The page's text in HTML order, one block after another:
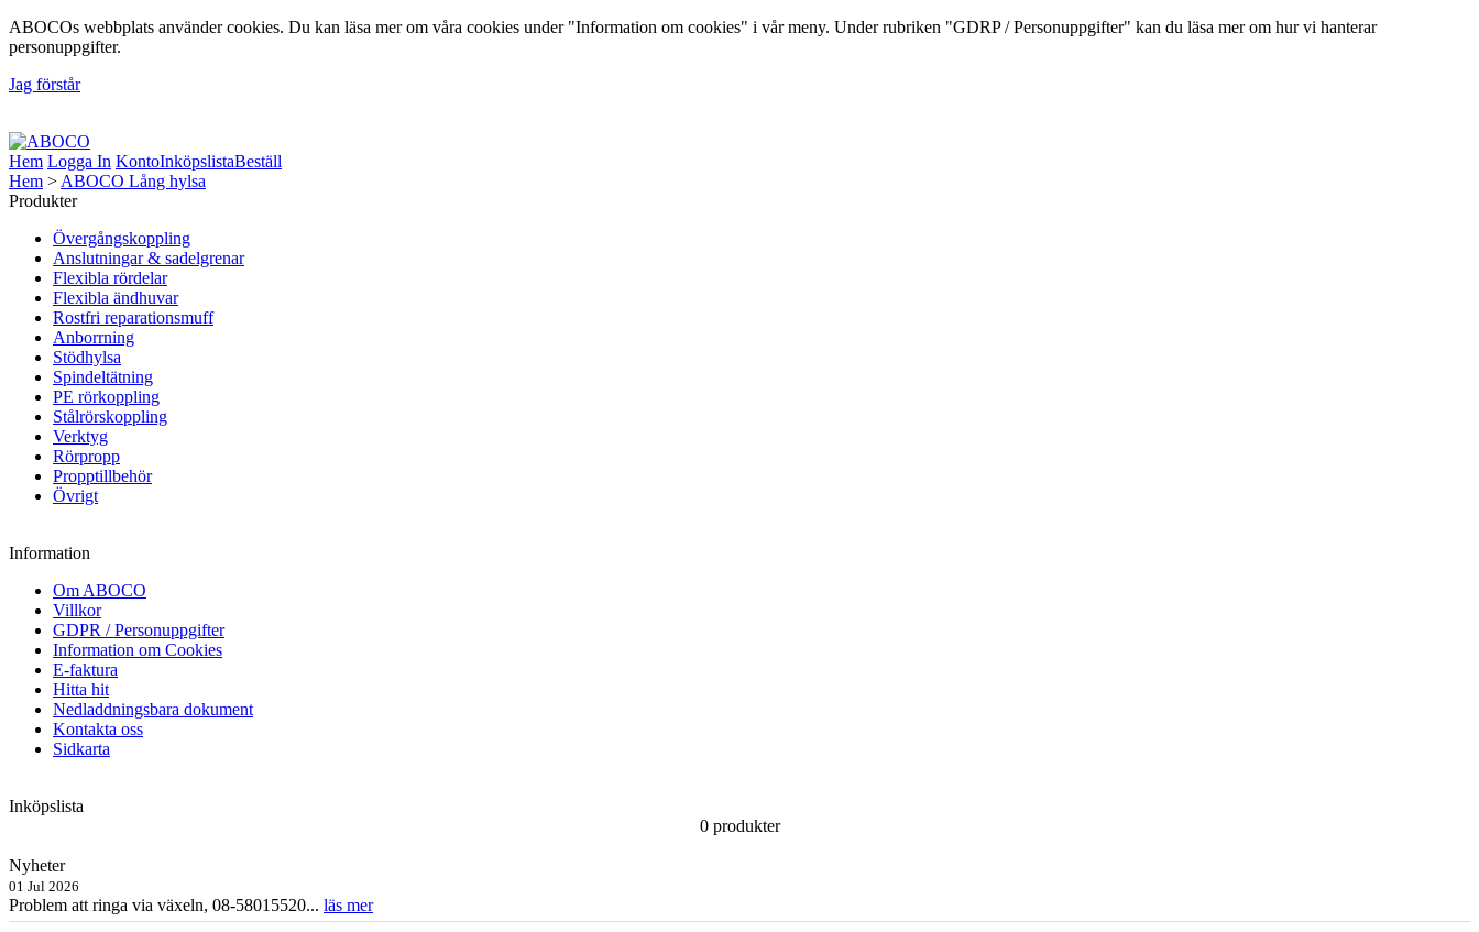
ABOCOs webbplats använder cookies. Du kan läsa mer om våra cookies under "Information om cookies" i vår meny. Under rubriken "GDRP / Personuppgifter" kan du läsa mer om hur vi hanterar
personuppgifter.
Jag förstår
Hem Logga In KontoInköpslistaBeställ
Hem > ABOCO Lång hylsa
Produkter
Övergångskoppling
Anslutningar & sadelgrenar
Flexibla rördelar
Flexibla ändhuvar
Rostfri reparationsmuff
Anborrning
Stödhylsa
Spindeltätning
PE rörkoppling
Stålrörskoppling
Verktyg
Rörpropp
Propptillbehör
Övrigt
Information
Om ABOCO
Villkor
GDPR / Personuppgifter
Information om Cookies
E-faktura
Hitta hit
Nedladdningsbara dokument
Kontakta oss
Sidkarta
Inköpslista
0 produkter
Nyheter
01 Jul 2026
Problem att ringa via växeln, 08-58015520... läs mer